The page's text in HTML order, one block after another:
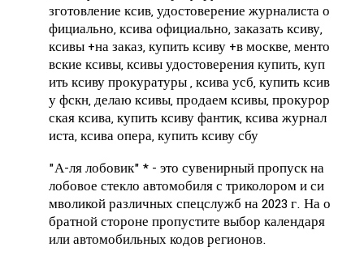
зготовление ксив, удостоверение журналиста о
фициально, ксива официально, заказать ксиву,
ксивы +на заказ, купить ксиву +в москве, менто
вские ксивы, ксивы удостоверения купить, куп
ить ксиву прокуратуры , ксива усб, купить ксив
у фскн, делаю ксивы, продаем ксивы, прокурор
ская ксива, купить ксиву фантик, ксива журнал
иста, ксива опера, купить ксиву сбу
"А-ля лобовик" * - это сувенирный пропуск на
лобовое стекло автомобиля с триколором и си
мволикой различных спецслужб на 2023 г. На о
братной стороне пропустите выбор календаря
или автомобильных кодов регионов.